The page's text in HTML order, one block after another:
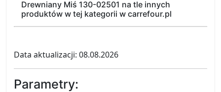
Drewniany Miś 130-02501 na tle innych
produktów w tej kategorii w carrefour.pl
Data aktualizacji: 08.08.2026
Parametry: